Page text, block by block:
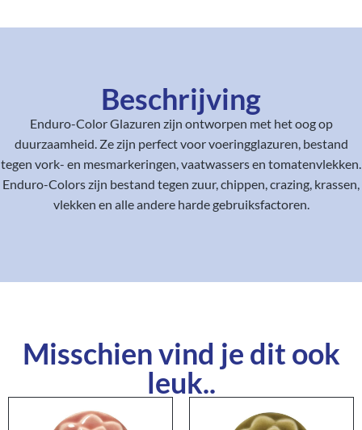
Beschrijving
Enduro-Color Glazuren zijn ontworpen met het oog op
duurzaamheid. Ze zijn perfect voor voeringglazuren, bestand
tegen vork- en mesmarkeringen, vaatwassers en tomatenvlekken.
Enduro-Colors zijn bestand tegen zuur, chippen, crazing, krassen,
vlekken en alle andere harde gebruiksfactoren.
Misschien vind je dit ook
leuk..